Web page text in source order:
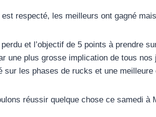
est respecté, les meilleurs ont gagné
perdu et l’objectif de 5 points à prendre
une plus grosse implication de tous
sur les phases de rucks et une meilleure
réussir quelque chose ce samedi